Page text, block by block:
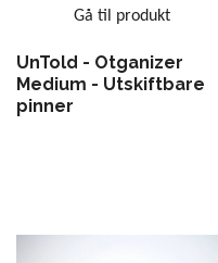
Gå til produkt
UnTold - Otganizer
Medium - Utskiftbare
pinner